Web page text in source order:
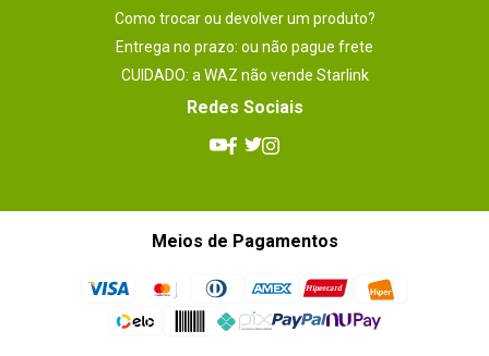
Como trocar ou devolver um produto?
Entrega no prazo: ou não pague frete
CUIDADO: a WAZ não vende Starlink
Redes Sociais
Meios de Pagamentos